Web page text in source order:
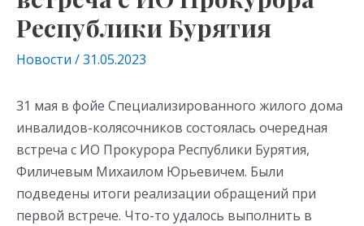
Республики Бурятия
Новости /31.05.2023
31 мая в фойе Специализированного жилого дома
инвалидов-колясочников состоялась очередная
встреча с ИО Прокурора Республики Бурятия,
Филичевым Михаилом Юрьевичем. Были
подведены итоги реализации обращений при
первой встрече. Что-то удалось выполнить в